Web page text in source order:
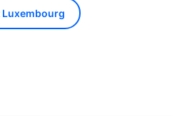
Luxembourg